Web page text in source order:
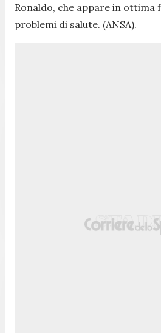
Ronaldo, che appare in ottima
problemi di salute. (ANSA).